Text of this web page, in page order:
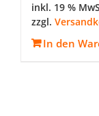
inkl. 19 %
zzgl.
In den